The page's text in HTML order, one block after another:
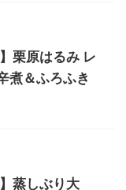
栗原はるみ レ
煮＆ふろふき
蒸しぶり大